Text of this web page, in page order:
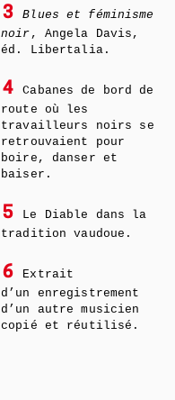
3
Blues et féminisme
noir , Angela Davis,
éd. Libertalia.
4
Cabanes de bord de
route où les
travailleurs noirs se
retrouvaient pour
boire, danser et
baiser.
5
Le Diable dans la
tradition vaudoue.
6
Extrait
d’un enregistrement
d’un autre musicien
copié et réutilisé.